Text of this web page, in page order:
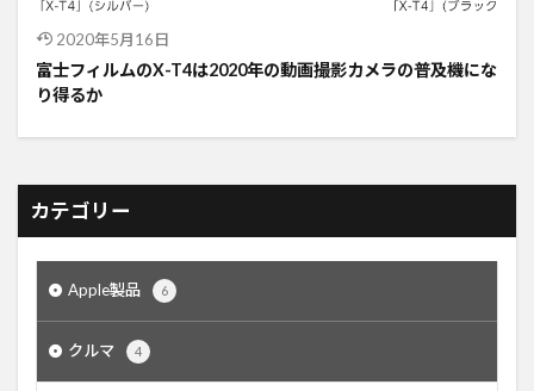
2020年5月16日
富士フィルムのX-T4は2020年の動画撮影カメラの普及機にな
り得るか
カテゴリー
Apple製品 6
クルマ 4